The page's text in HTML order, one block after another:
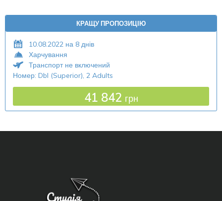
КРАЩУ ПРОПОЗИЦІЮ
10.08.2022 на 8 днів
Харчування
Транспорт не включений
Номер: Dbl (Superior), 2 Adults
41 842 грн